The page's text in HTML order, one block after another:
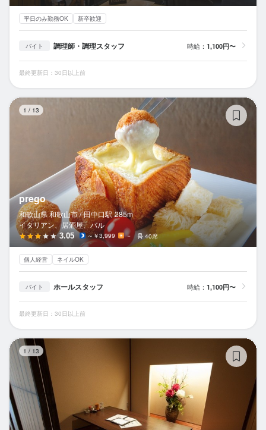
平日のみ勤務OK 新卒歓迎
バイト 調理師・調理スタッフ 時給： 1,100円〜
最終更新日：30日以上前
1 / 13
prego
和歌山県 和歌山市 / 田中口駅 285m
イタリアン、居酒屋、バル
3.05 ～￥3,999 － 40席
個人経営 ネイルOK
バイト ホールスタッフ 時給： 1,100円〜
最終更新日：30日以上前
1 / 13